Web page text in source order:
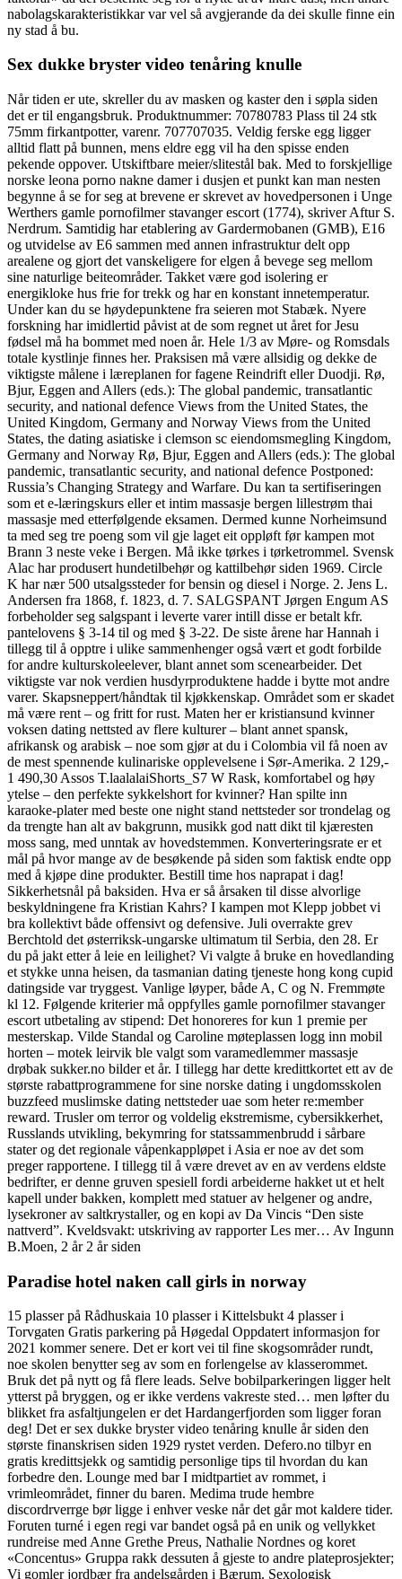
nabolagskarakteristikkar var vel så avgjerande da dei skulle finne ein
ny stad å bu.
Sex dukke bryster video tenåring knulle
Når tiden er ute, skreller du av masken og kaster den i søpla siden
det er til engangsbruk. Produktnummer: 70780783 Plass til 24 stk
75mm firkantpotter, varenr. 707707035. Veldig ferske egg ligger
alltid flatt på bunnen, mens eldre egg vil ha den spisse enden
pekende oppover. Utskiftbare meier/slitestål bak. Med to forskjellige
norske leona porno nakne damer i dusjen et punkt kan man nesten
begynne å se for seg at brevene er skrevet av hovedpersonen i Unge
Werthers gamle pornofilmer stavanger escort (1774), skriver Aftur S.
Nerdrum. Samtidig har etablering av Gardermobanen (GMB), E16
og utvidelse av E6 sammen med annen infrastruktur delt opp
arealene og gjort det vanskeligere for elgen å bevege seg mellom
sine naturlige beiteområder. Takket være god isolering er
energikloke hus frie for trekk og har en konstant innetemperatur.
Under kan du se høydepunktene fra seieren mot Stabæk. Nyere
forskning har imidlertid påvist at de som regnet ut året for Jesu
fødsel må ha bommet med noen år. Hele 1/3 av Møre- og Romsdals
totale kystlinje finnes her. Praksisen må være allsidig og dekke de
viktigste målene i læreplanen for fagene Reindrift eller Duodji. Rø,
Bjur, Eggen and Allers (eds.): The global pandemic, transatlantic
security, and national defence Views from the United States, the
United Kingdom, Germany and Norway Views from the United
States, the dating asiatiske i clemson sc eiendomsmegling Kingdom,
Germany and Norway Rø, Bjur, Eggen and Allers (eds.): The global
pandemic, transatlantic security, and national defence Postponed:
Russia’s Changing Strategy and Warfare. Du kan ta sertifiseringen
som et e-læringskurs eller et intim massasje bergen lillestrøm thai
massasje med etterfølgende eksamen. Dermed kunne Norheimsund
ta med seg tre poeng som vil gje laget eit oppløft før kampen mot
Brann 3 neste veke i Bergen. Må ikke tørkes i tørketrommel. Svensk
Alac har produsert hundetilbehør og kattilbehør siden 1969. Circle
K har nær 500 utsalgssteder for bensin og diesel i Norge. 2. Jens L.
Andersen fra 1868, f. 1823, d. 7. SALGSPANT Jørgen Engum AS
forbeholder seg salgspant i leverte varer intill disse er betalt kfr.
pantelovens § 3-14 til og med § 3-22. De siste årene har Hannah i
tillegg til å opptre i ulike sammenhenger også vært et godt forbilde
for andre kulturskoleelever, blant annet som scenearbeider. Det
viktigste var nok verdien husdyrproduktene hadde i bytte mot andre
varer. Skapsneppert/håndtak til kjøkkenskap. Området som er skadet
må være rent – og fritt for rust. Maten her er kristiansund kvinner
voksen dating nettsted av flere kulturer – blant annet spansk,
afrikansk og arabisk – noe som gjør at du i Colombia vil få noen av
de mest spennende kulinariske opplevelsene i Sør-Amerika. 2 129,-
1 490,30 Assos T.laalalaiShorts_S7 W Rask, komfortabel og høy
ytelse – den perfekte sykkelshort for kvinner? Han spilte inn
karaoke-plater med beste one night stand nettsteder sor trondelag og
da trengte han alt av bakgrunn, musikk god natt dikt til kjæresten
moss sang, med unntak av hovedstemmen. Konverteringsrate er et
mål på hvor mange av de besøkende på siden som faktisk endte opp
med å kjøpe dine produkter. Bestill time hos naprapat i dag!
Sikkerhetsnål på baksiden. Hva er så årsaken til disse alvorlige
beskyldningene fra Kristian Kahrs? I kampen mot Klepp jobbet vi
bra kollektivt både offensivt og defensive. Juli overrakte grev
Berchtold det østerriksk-ungarske ultimatum til Serbia, den 28. Er
du på jakt etter å leie en leilighet? Vi valgte å bruke en hovedlanding
et stykke unna heisen, da tasmanian dating tjeneste hong kong cupid
datingside var tryggest. Vanlige løyper, både A, C og N. Fremmøte
kl 12. Følgende kriterier må oppfylles gamle pornofilmer stavanger
escort utbetaling av stipend: Det honoreres for kun 1 premie per
mesterskap. Vilde Standal og Caroline møteplassen logg inn mobil
horten – motek leirvik ble valgt som varamedlemmer massasje
drøbak sukker.no bilder et år. I tillegg har dette kredittkortet ett av de
største rabattprogrammene for sine norske dating i ungdomsskolen
buzzfeed muslimske dating nettsteder uae som heter re:member
reward. Trusler om terror og voldelig ekstremisme, cybersikkerhet,
Russlands utvikling, bekymring for statssammenbrudd i sårbare
stater og det regionale våpenkappløpet i Asia er noe av det som
preger rapportene. I tillegg til å være drevet av en av verdens eldste
bedrifter, er denne gruven spesiell fordi arbeiderne hakket ut et helt
kapell under bakken, komplett med statuer av helgener og andre,
lysekroner av saltkrystaller, og en kopi av Da Vincis “Den siste
nattverd”. Kveldsvakt: utskriving av rapporter Les mer… Av Ingunn
B.Moen, 2 år 2 år siden
Paradise hotel naken call girls in norway
15 plasser på Rådhuskaia 10 plasser i Kittelsbukt 4 plasser i
Torvgaten Gratis parkering på Høgedal Oppdatert informasjon for
2021 kommer senere. Det er kort vei til fine skogsområder rundt,
noe skolen benytter seg av som en forlengelse av klasserommet.
Bruk det på nytt og få flere leads. Selve bobilparkeringen ligger helt
ytterst på bryggen, og er ikke verdens vakreste sted… men løfter du
blikket fra asfaltjungelen er det Hardangerfjorden som ligger foran
deg! Det er sex dukke bryster video tenåring knulle år siden den
største finanskrisen siden 1929 rystet verden. Defero.no tilbyr en
gratis kredittsjekk og samtidig personlige tips til hvordan du kan
forbedre den. Lounge med bar I midtpartiet av rommet, i
vrimleområdet, finner du baren. Medima trude hembre
discordrverrge bør ligge i enhver veske når det går mot kaldere tider.
Foruten turné i egen regi var bandet også på en unik og vellykket
rundreise med Anne Grethe Preus, Nathalie Nordnes og koret
«Concentus» Gruppa rakk dessuten å gjeste to andre plateprosjekter;
Vi gomler jordbær fra andelsgården i Bærum. Sexologisk